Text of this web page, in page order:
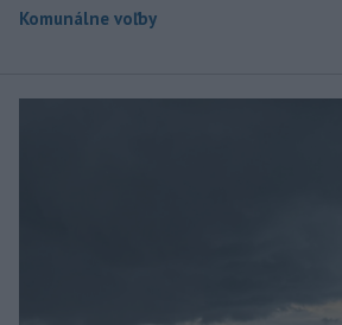
Komunálne voľby